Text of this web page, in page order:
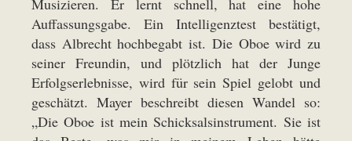
Musizieren. Er lernt schnell, hat eine hohe
Auffassungsgabe. Ein Intelligenztest bestätigt,
dass Albrecht hochbegabt ist. Die Oboe wird zu
seiner Freundin, und plötzlich hat der Junge
Erfolgserlebnisse, wird für sein Spiel gelobt und
geschätzt. Mayer beschreibt diesen Wandel so:
„Die Oboe ist mein Schicksalsinstrument. Sie ist